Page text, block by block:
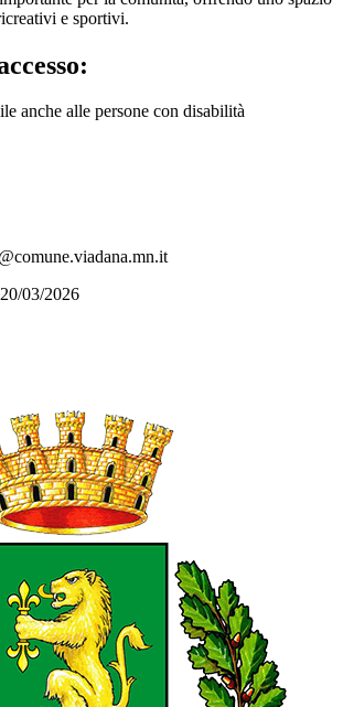
e sportivi.
anche alle persone con disabilità
03/2026